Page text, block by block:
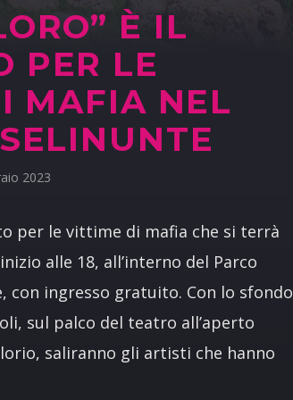
È IL
PER LE
MAFIA NEL
2023
per le vittime di mafia che si terrà
alle 18, all’interno del Parco
con ingresso gratuito. Con lo sfondo
sul palco del teatro all’aperto
saliranno gli artisti che hanno